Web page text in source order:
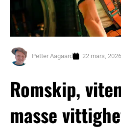
Petter Aagaard 22 mars, 2026
Romskip,
masse